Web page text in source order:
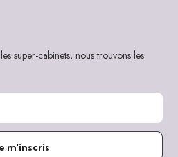
super-cabinets, nous trouvons les
m'inscris